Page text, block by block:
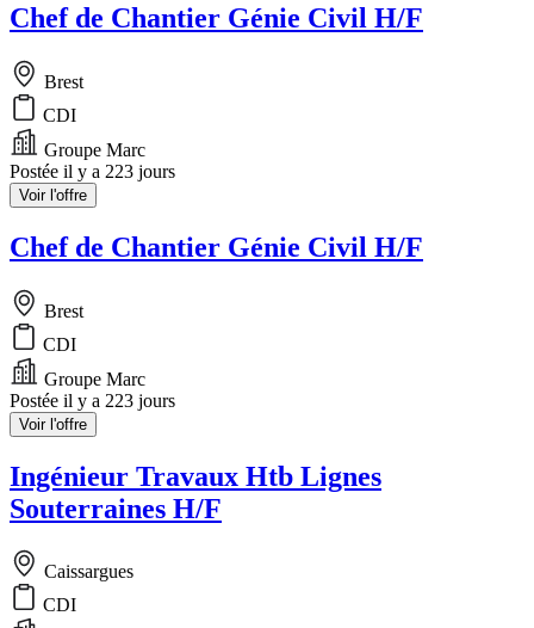
Chef de Chantier Génie Civil H/F
Brest
CDI
Groupe Marc
Postée il y a 223 jours
Voir l'offre
Chef de Chantier Génie Civil H/F
Brest
CDI
Groupe Marc
Postée il y a 223 jours
Voir l'offre
Ingénieur Travaux Htb Lignes
Souterraines H/F
Caissargues
CDI